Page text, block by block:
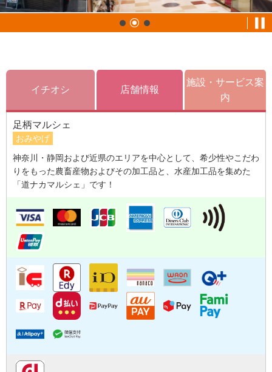
イチオシ 店舗情報
施設・サービス案
内
足柄マルシェ
おみやげ
神奈川・静岡および近県のエリアを中心として、希少性やこだわ
りをもった農畜産物およびその加工品と、水産加工品を集めた
「道ナカマルシェ」です！